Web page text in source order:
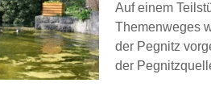
Auf einem
Themenweges
der Pegnitz
der